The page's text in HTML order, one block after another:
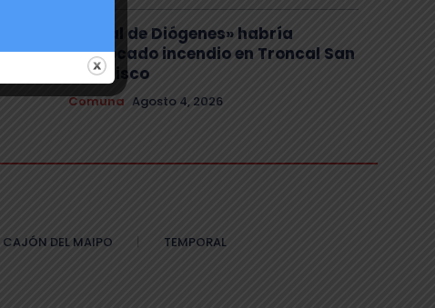
El «mal de Diógenes» habría
provocado incendio en Troncal San
Francisco
Comuna Agosto 4, 2026
CAJÓN DEL MAIPO TEMPORAL